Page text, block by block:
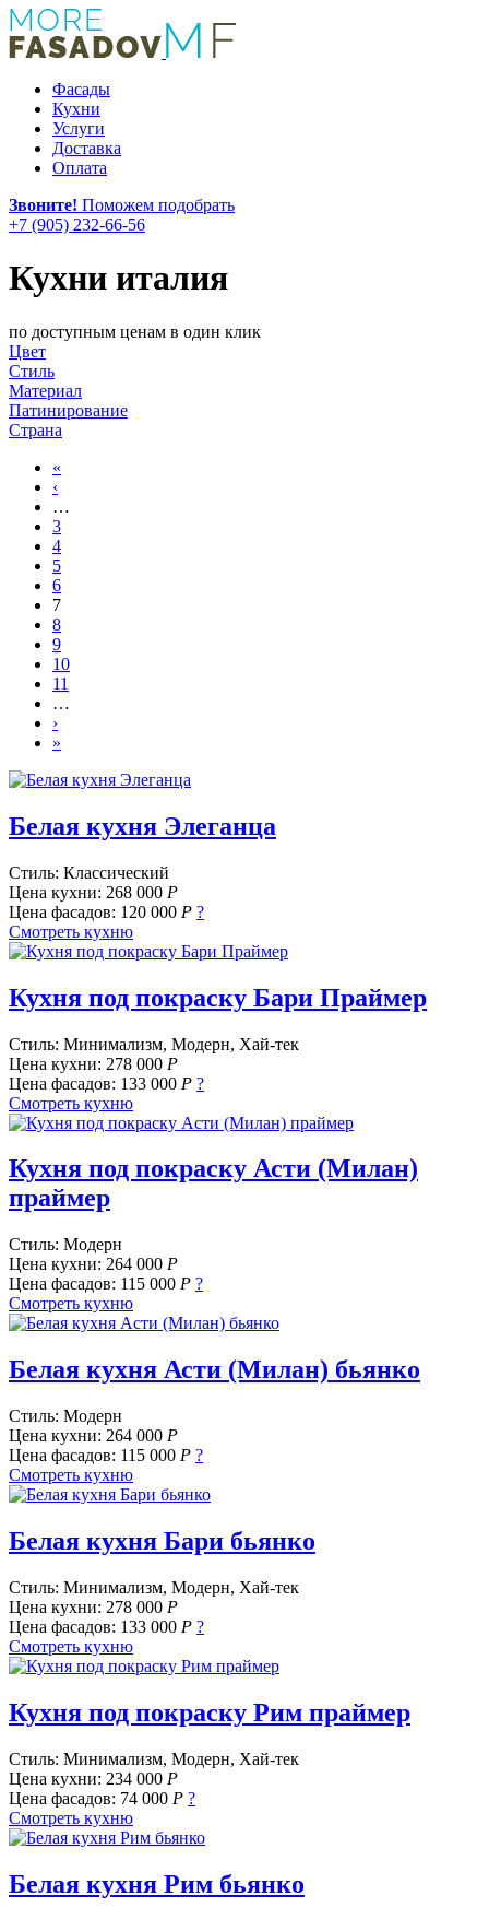
Фасады
Кухни
Услуги
Доставка
Оплата
Звоните! Поможем подобрать
+7 (905) 232-66-56
Кухни италия
по доступным ценам в один клик
Цвет
Стиль
Материал
Патинирование
Страна
«
‹
…
3
4
5
6
7
8
9
10
11
…
›
»
Белая кухня Элеганца
Стиль: Классический
Цена кухни: 268 000 Р
Цена фасадов: 120 000 Р ?
Смотреть кухню
Кухня под покраску Бари Праймер
Стиль: Минимализм, Модерн, Хай-тек
Цена кухни: 278 000 Р
Цена фасадов: 133 000 Р ?
Смотреть кухню
Кухня под покраску Асти (Милан)
праймер
Стиль: Модерн
Цена кухни: 264 000 Р
Цена фасадов: 115 000 Р ?
Смотреть кухню
Белая кухня Асти (Милан) бьянко
Стиль: Модерн
Цена кухни: 264 000 Р
Цена фасадов: 115 000 Р ?
Смотреть кухню
Белая кухня Бари бьянко
Стиль: Минимализм, Модерн, Хай-тек
Цена кухни: 278 000 Р
Цена фасадов: 133 000 Р ?
Смотреть кухню
Кухня под покраску Рим праймер
Стиль: Минимализм, Модерн, Хай-тек
Цена кухни: 234 000 Р
Цена фасадов: 74 000 Р ?
Смотреть кухню
Белая кухня Рим бьянко